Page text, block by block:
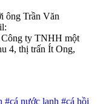
ông Trần Văn
ty TNHH một
4, thị trấn Ít Ong,
#cá nước lạnh #cá hồi